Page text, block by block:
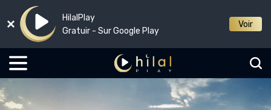
HilalPlay
Gratuir - Sur Google Play
Voir